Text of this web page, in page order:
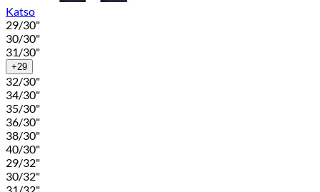
Katso
29/30"
30/30"
31/30"
+29
32/30"
34/30"
35/30"
36/30"
38/30"
40/30"
29/32"
30/32"